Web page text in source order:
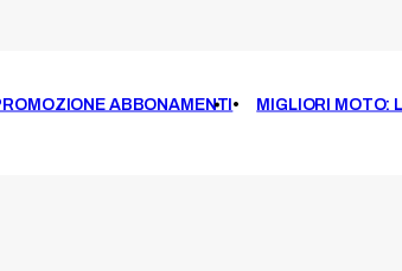
ABBONAMENTI MIGLIORI MOTO: